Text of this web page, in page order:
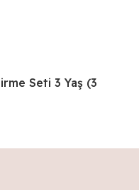
Seti 3 Yaş (3